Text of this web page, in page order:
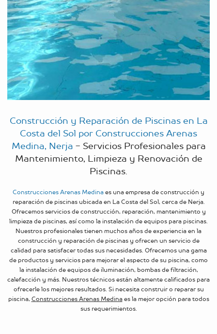
Construcción y Reparación de Piscinas en La
Costa del Sol por Construcciones Arenas
Medina, Nerja - Servicios Profesionales para
Mantenimiento, Limpieza y Renovación de
Piscinas.
Construcciones Arenas Medinaes una empresa de construcción y
reparación de piscinas ubicada en La Costa del Sol, cerca de Nerja.
Ofrecemos servicios de construcción, reparación, mantenimiento y
limpieza de piscinas, así como la instalación de equipos para piscinas.
Nuestros profesionales tienen muchos años de experiencia en la
construcción y reparación de piscinas y ofrecen un servicio de
calidad para satisfacer todas sus necesidades. Ofrecemos una gama
de productos y servicios para mejorar el aspecto de su piscina, como
la instalación de equipos de iluminación, bombas de filtración,
calefacción y más. Nuestros técnicos están altamente calificados para
ofrecerle los mejores resultados. Si necesita construir o reparar su
piscina, Construcciones Arenas Medinaes la mejor opción para todos
sus requerimientos.